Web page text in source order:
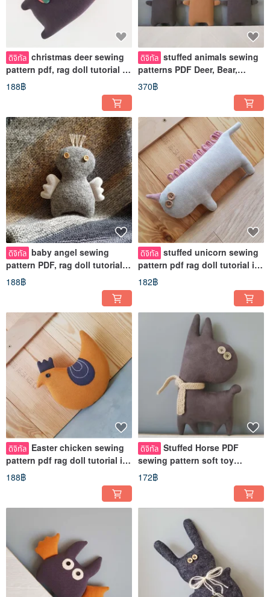
ดิจิทัล christmas deer sewing
pattern pdf, rag doll tutorial in
English, stuffed deer
188฿
ดิจิทัล stuffed animals sewing
patterns PDF Deer, Bear,
Rabbit, 3 tutorials in English
370฿
ดิจิทัล baby angel sewing
pattern PDF, rag doll tutorial
in english, digital download
188฿
ดิจิทัล stuffed unicorn sewing
pattern pdf rag doll tutorial in
English Digital download
182฿
ดิจิทัล Easter chicken sewing
pattern pdf rag doll tutorial in
english, easter decor pdf
188฿
ดิจิทัล Stuffed Horse PDF
sewing pattern soft toy
tutorial in English Digital
download
172฿